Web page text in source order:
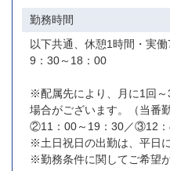
勤務時間
以下共通、休憩1時間・実働
9：30～18：00
※配属先により、月に1回
場合がございます。（当番
②11：00～19：30／③12：
※土日祝日の出勤は、平日
※勤務条件に関してご希望